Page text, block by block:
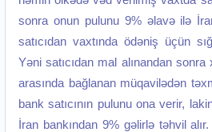
sonra onun pulunu 9% əlavə ilə
satıcıdan vaxtında ödəniş üçün
Yəni satıcıdan mal alınandan
arasında bağlanan müqavilədən
bank satıcının pulunu ona verir,
İran bankından 9% gəlirlə təhvil